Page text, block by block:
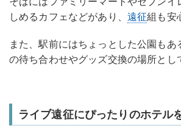
しめるカフェなどがあり、 遠征組も
また、駅前にはちょっとした公園もあ
の待ち合わせやグッズ交換の場所とし
ライブ遠征にぴったりのホテル